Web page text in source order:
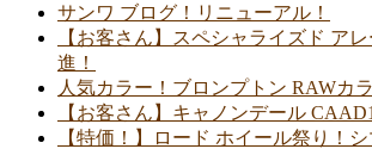
サンワ ブログ！リニューアル！
【お客さん】スペシャライズド ア
進！
人気カラー！ブロンプトン RAWカ
【お客さん】キャノンデール
【特価！】ロード ホイール祭り！